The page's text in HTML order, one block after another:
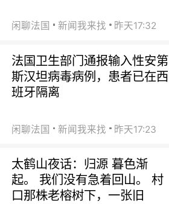
闲聊法国 新闻我来找 昨天17:32
法国卫生部门通报输入性安第
斯汉坦病毒病例，患者已在西
班牙隔离
闲聊法国 新闻我来找 昨天17:23
太鹤山夜话：归源 暮色渐
起。 我们没有急着回山。 村
口那株老榕树下，一张旧